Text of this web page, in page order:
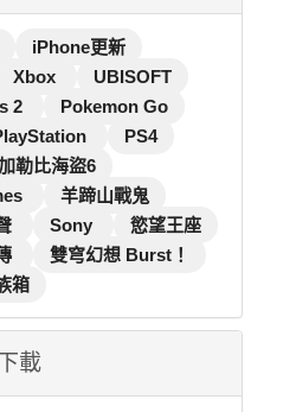
iPhone更新
Xbox
UBISOFT
2
Pokemon Go
PS4
勒比海盜6
羊蹄山戰鬼
Sony
慾望王座
雙穹幻想 Burst！
箱
載